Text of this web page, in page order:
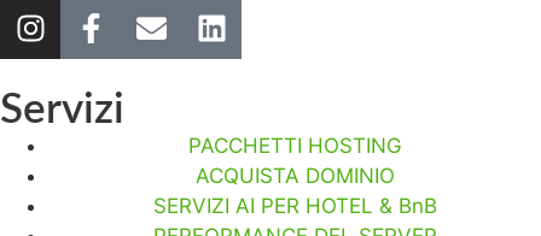
Servizi
PACCHETTI HOSTING
ACQUISTA DOMINIO
SERVIZI AI PER HOTEL & BnB